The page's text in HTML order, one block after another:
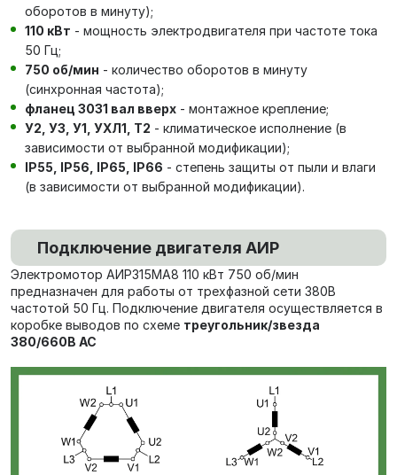
оборотов в минуту);
110 кВт - мощность электродвигателя при частоте тока
50 Гц;
750 об/мин - количество оборотов в минуту
(синхронная частота);
фланец 3031 вал вверх - монтажное крепление;
У2, У3, У1, УХЛ1, Т2 - климатическое исполнение (в
зависимости от выбранной модификации);
IP55, IP56, IP65, IP66 - степень защиты от пыли и влаги
(в зависимости от выбранной модификации).
Подключение двигателя АИР
Электромотор АИР315МА8 110 кВт 750 об/мин
предназначен для работы от трехфазной сети 380В
частотой 50 Гц. Подключение двигателя осуществляется в
коробке выводов по схеме треугольник/звезда
380/660В AC